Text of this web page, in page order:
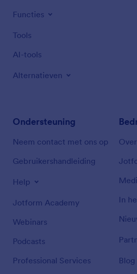
Functies
Tools
AI-tools
Alternatieven
Ondersteuning
Neem contact met ons op
Gebruikershandleiding
Help
Jotform Academy
Webinars
Podcasts
Professional Services
In
Blog